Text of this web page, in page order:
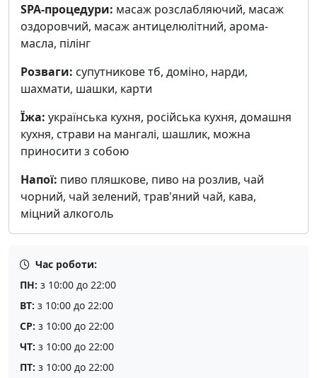
SPA-процедури: масаж розслабляючий, масаж
оздоровчий, масаж антицелюлітний, арома-
масла, пілінг
Розваги: cупутникове тб, доміно, нарди,
шахмати, шашки, карти
Їжа: українська кухня, російська кухня, домашня
кухня, страви на мангалі, шашлик, можна
приносити з собою
Напої: пиво пляшкове, пиво на розлив, чай
чорний, чай зелений, трав'яний чай, кава,
міцний алкоголь
Час роботи:
ПН: з 10:00 до 22:00
ВТ: з 10:00 до 22:00
СР: з 10:00 до 22:00
ЧТ: з 10:00 до 22:00
ПТ: з 10:00 до 22:00